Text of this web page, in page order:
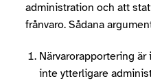
administration och att
frånvaro. Sådana
Närvarorapportering
inte ytterligare